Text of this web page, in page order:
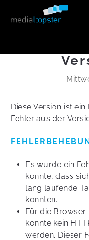
Diese Version ist
Fehler aus der
Es wurde ein
konnte, dass
lang laufende
konnten.
Für die
konnte kein
werden. Dieser